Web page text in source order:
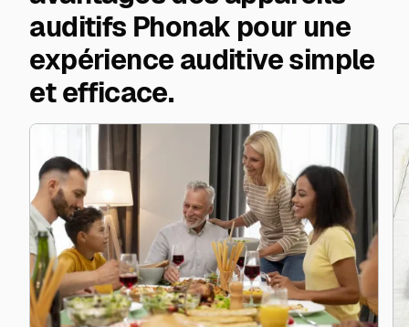
auditifs Phonak pour une
expérience auditive simple
et efficace.